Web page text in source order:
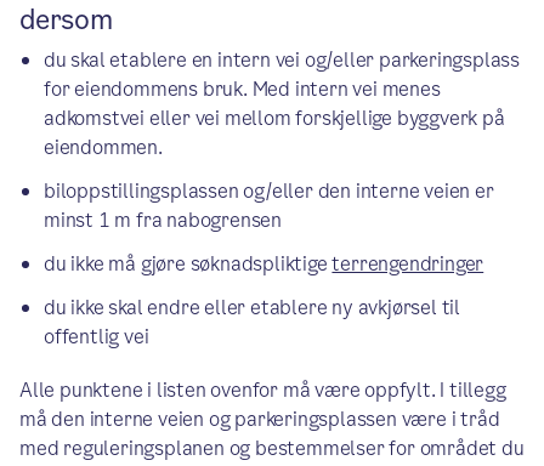
dersom
du skal etablere en intern vei og/eller parkeringsplass
for eiendommens bruk. Med intern vei menes
adkomstvei eller vei mellom forskjellige byggverk på
eiendommen.
biloppstillingsplassen og/eller den interne veien er
minst 1 m fra nabogrensen
du ikke må gjøre søknadspliktigeterrengendringer
du ikke skal endre eller etablere ny avkjørsel til
offentlig vei
Alle punktene i listen ovenfor må være oppfylt. I tillegg
må den interne veien og parkeringsplassen være i tråd
med reguleringsplanen og bestemmelser for området du